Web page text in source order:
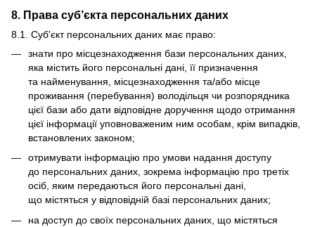
8. Права суб’єкта персональних даних
8.1. Суб'єкт персональних даних має право:
знати про місцезнаходження бази персональних даних,
яка містить його персональні дані, її призначення
та найменування, місцезнаходження та/або місце
проживання (перебування) володільця чи розпорядника
цієї бази або дати відповідне доручення щодо отримання
цієї інформації уповноваженим ним особам, крім випадків,
встановлених законом;
отримувати інформацію про умови надання доступу
до персональних даних, зокрема інформацію про третіх
осіб, яким передаються його персональні дані,
що містяться у відповідній базі персональних даних;
на доступ до своїх персональних даних, що містяться